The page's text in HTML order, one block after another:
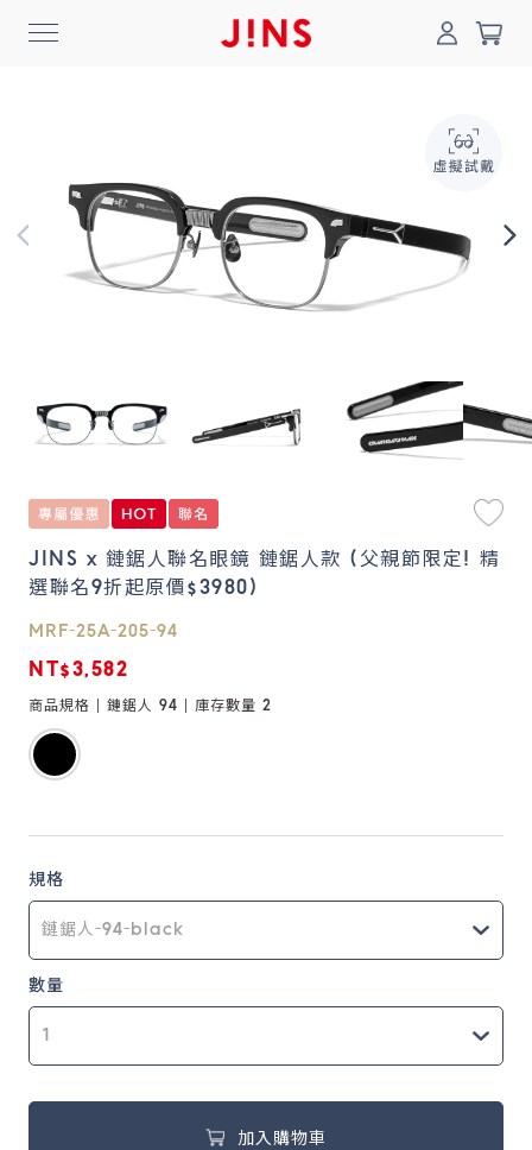
登入/註冊 門市一覽
最新消息
Collection
Online Shop
鏡片說明
Lens
常見問題
FAQ
0
JINS x 鏈鋸人聯名眼鏡 鏈鋸人款 (父親節限定! 精
選聯名9折起原價$3980)
MRF-25A-205-94
NT$3,582
商品規格 | 鏈鋸人 94 | 庫存數量 2
規格
數量
加入購物車